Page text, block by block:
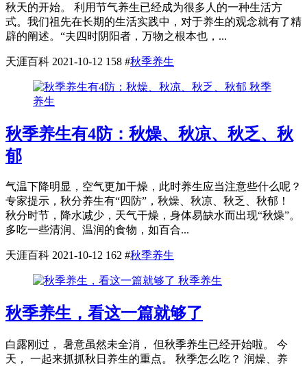
秋天的开始。 利用节气养生已经成为很多人的一种生活方
式。我们祖先在长期的生活实践中，对于养生的观念就有了精
辟的阐述。“夫四时阴阳者，万物之根本也，...
天涯百科 2021-10-12 158 #秋季养生
秋季
养生
秋季养生有4防：秋燥、秋凉、秋乏、秋
郁
气温下降明显，空气更加干燥，此时养生应当注意些什么呢？
专家提示，秋分养生有“四防”，秋燥、秋凉、秋乏、秋郁！
秋分时节，降水减少，天气干燥，身体易缺水而出现“秋燥”。
多吃一些清润、温润的食物，如百合...
天涯百科 2021-10-12 162 #秋季养生
秋季养生
秋季养生，看这一篇就够了
白露刚过， 暑意虽然未全消， 但秋季养生已经开始啦。 今
天， 一起来抓抓秋日养生的重点。 秋季怎么吃？ 润燥、养